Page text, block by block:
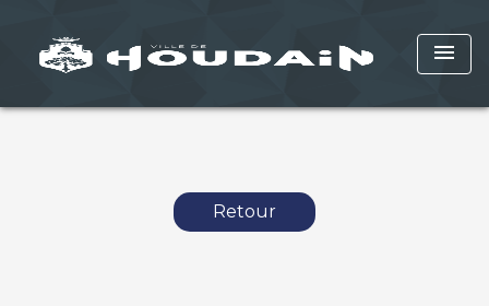
menu
Retour